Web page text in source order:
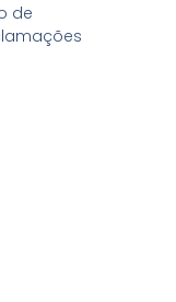
de